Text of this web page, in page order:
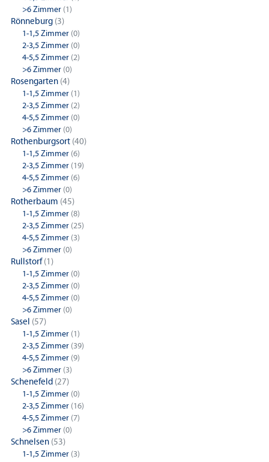
>6 Zimmer (1)
Rönneburg (3)
1-1,5 Zimmer (0)
2-3,5 Zimmer (0)
4-5,5 Zimmer (2)
>6 Zimmer (0)
Rosengarten (4)
1-1,5 Zimmer (1)
2-3,5 Zimmer (2)
4-5,5 Zimmer (0)
>6 Zimmer (0)
Rothenburgsort (40)
1-1,5 Zimmer (6)
2-3,5 Zimmer (19)
4-5,5 Zimmer (6)
>6 Zimmer (0)
Rotherbaum (45)
1-1,5 Zimmer (8)
2-3,5 Zimmer (25)
4-5,5 Zimmer (3)
>6 Zimmer (0)
Rullstorf(1)
1-1,5 Zimmer (0)
2-3,5 Zimmer (0)
4-5,5 Zimmer (0)
>6 Zimmer (0)
Sasel (57)
1-1,5 Zimmer (1)
2-3,5 Zimmer (39)
4-5,5 Zimmer (9)
>6 Zimmer (3)
Schenefeld (27)
1-1,5 Zimmer (0)
2-3,5 Zimmer (16)
4-5,5 Zimmer (7)
>6 Zimmer (0)
Schnelsen (53)
1-1,5 Zimmer (3)